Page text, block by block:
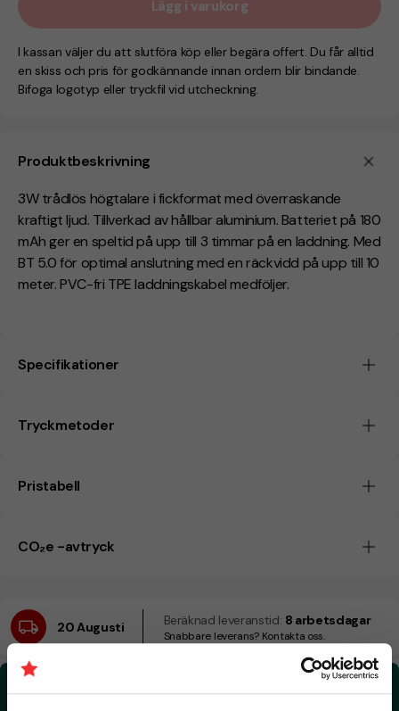
Produktbeskrivning
3W trådlös högtalare i fickformat med överraskande
kraftigt ljud. Tillverkad av hållbar aluminium. Batteriet på 180
mAh ger en speltid på upp till 3 timmar på en laddning. Med
BT 5.0 för optimal anslutning med en räckvidd på upp till 10
meter. PVC-fri TPE laddningskabel medföljer.
Specifikationer
Tryckmetoder
Pristabell
CO₂e -avtryck
Lägg i varukorg
I kassan väljer du att slutföra köp eller begära offert. Du får alltid
en skiss och pris för godkännande innan ordern blir bindande.
Bifoga logotyp eller tryckfil vid utcheckning.
20 Augusti Beräknad leveranstid: 8 arbetsdagar
Snabbare leverans? Kontakta oss.